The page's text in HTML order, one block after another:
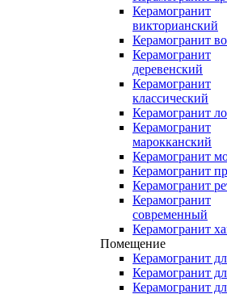
Керамогранит
викторианский
Керамогранит
Керамогранит
деревенский
Керамогранит
классический
Керамогранит
Керамогранит
марокканский
Керамогранит
Керамогранит
Керамогранит
Керамогранит
современный
Керамогранит
Помещение
Керамогранит
Керамогранит
Керамогранит